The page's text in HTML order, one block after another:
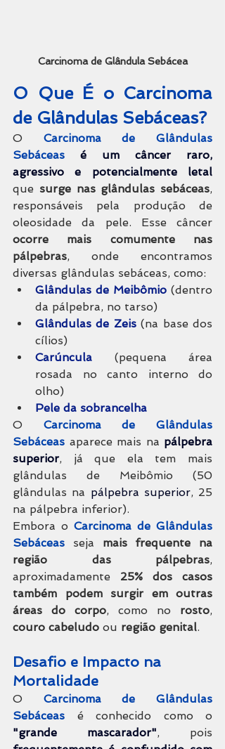
Carcinoma de Glândula Sebácea
O Que É o Carcinoma
de Glândulas Sebáceas?
O Carcinoma de Glândulas
Sebáceas
é um câncer raro,
agressivo e potencialmente letal
que surge nas glândulas sebáceas,
responsáveis pela produção de
ocorre mais comumente nas
pálpebras, onde encontramos
diversas glândulas sebáceas, como:
Glândulas de Meibômio (dentro
da pálpebra, no tarso)
Glândulas de Zeis (na base dos
cílios)
Carúncula (pequena área
rosada no canto interno do
olho)
Pele da sobrancelha
O Carcinoma de Glândulas
Sebáceas aparece mais na pálpebra
superior, já que ela tem mais
glândulas de Meibômio (50
glândulas na pálpebra superior, 25
na pálpebra inferior).
Embora o Carcinoma de Glândulas
Sebáceas seja mais frequente na
região das pálpebras,
aproximadamente 25% dos casos
também podem surgir em outras
áreas do corpo, como no rosto
couro cabeludo ou região genital.
Desafio e Impacto na
Mortalidade
O Carcinoma de Glândulas
Sebáceas
"grande mascarador"